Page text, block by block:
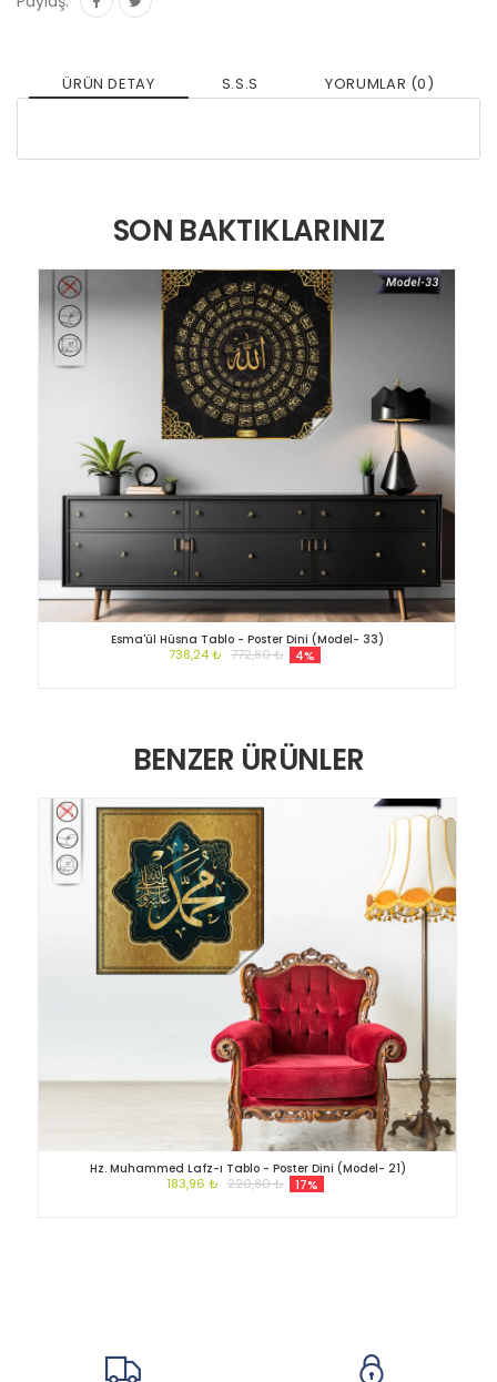
ÜRÜN DETAY S.S.S YORUMLAR (0)
SON BAKTIKLARINIZ
Esma'ül Hüsna Tablo - Poster Dini (Model- 33)
738,24 ₺ 772,80 ₺ 4%
BENZER ÜRÜNLER
Hz. Muhammed Lafz-ı Tablo - Poster Dini (Model- 21)
183,96 ₺ 220,80 ₺ 17%